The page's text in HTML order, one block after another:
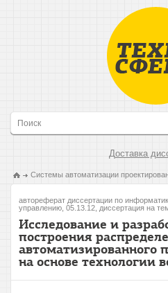
Доставка
Системы автоматизации
автореферат диссертации по
управлению, 05.13.12, диссертация на
Исследование и
построения
автоматизированного
на основе технологии